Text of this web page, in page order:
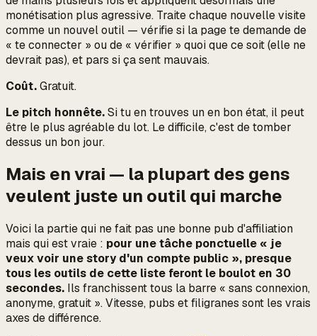
monétisation plus agressive. Traite chaque nouvelle visite
comme un nouvel outil — vérifie si la page te demande de
« te connecter » ou de « vérifier » quoi que ce soit (elle ne
devrait pas), et pars si ça sent mauvais.
Coût.Gratuit.
Le pitch honnête.Si tu en trouves un en bon état, il peut
être le plus agréable du lot. Le difficile, c'est de tomber
dessus un bon jour.
Mais en vrai — la plupart des gens
veulent juste un outil qui marche
Voici la partie qui ne fait pas une bonne pub d'affiliation
mais qui est vraie : pour une tâche ponctuelle « je
veux voir une story d'un compte public », presque
tous les outils de cette liste feront le boulot en 30
secondes. Ils franchissent tous la barre « sans connexion,
anonyme, gratuit ». Vitesse, pubs et filigranes sont les vrais
axes de différence.